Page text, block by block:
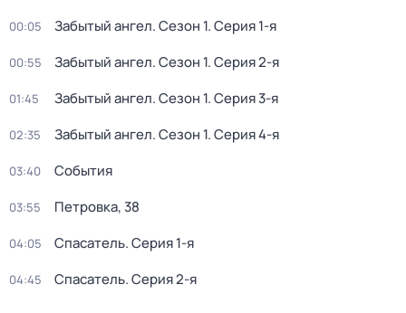
00:05 Забытый ангел. Сезон 1. Серия 1-я
00:55 Забытый ангел. Сезон 1. Серия 2-я
01:45 Забытый ангел. Сезон 1. Серия 3-я
02:35 Забытый ангел. Сезон 1. Серия 4-я
03:40 События
03:55 Петровка, 38
04:05 Спасатель. Серия 1-я
04:45 Спасатель. Серия 2-я